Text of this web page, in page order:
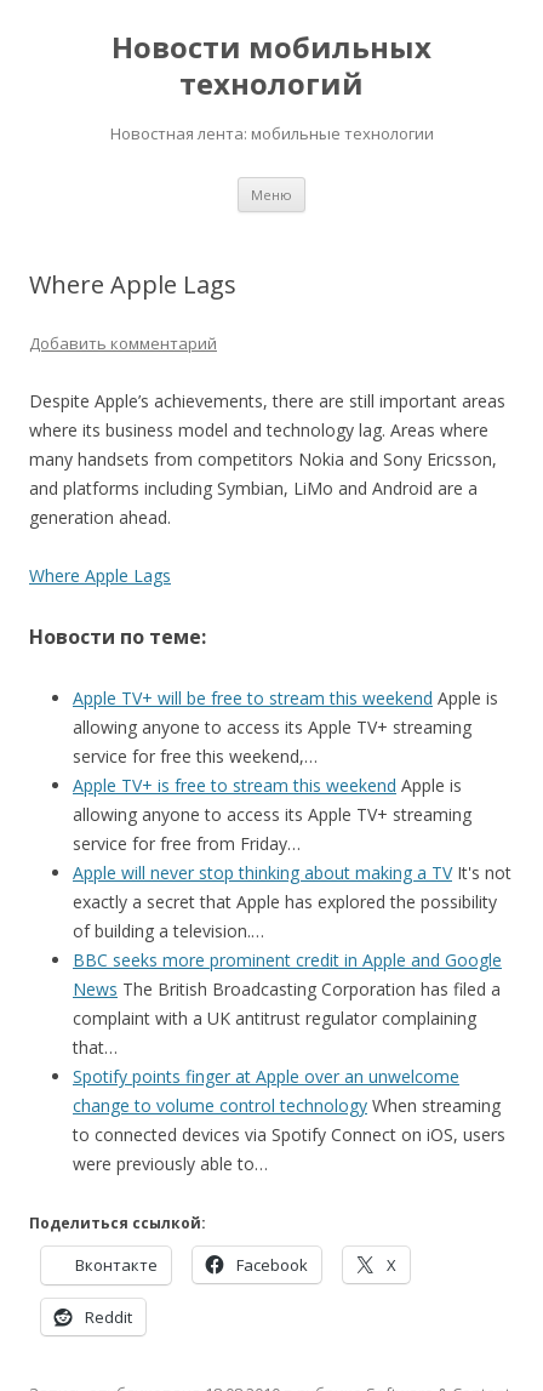
Новости мобильных
технологий
Новостная лента: мобильные технологии
Меню
Where Apple Lags
Добавить комментарий
Despite Apple’s achievements, there are still important areas
where its business model and technology lag. Areas where
many handsets from competitors Nokia and Sony Ericsson,
and platforms including Symbian, LiMo and Android are a
generation ahead.
Where Apple Lags
Новости по теме:
Apple TV+ will be free to stream this weekend Apple is
allowing anyone to access its Apple TV+ streaming
service for free this weekend,…
Apple TV+ is free to stream this weekend Apple is
allowing anyone to access its Apple TV+ streaming
service for free from Friday…
Apple will never stop thinking about making a TVIt's not
exactly a secret that Apple has explored the possibility
of building a television.…
BBC seeks more prominent credit in Apple and Google
News The British Broadcasting Corporation has filed a
complaint with a UK antitrust regulator complaining
that…
Spotify points finger at Apple over an unwelcome
change to volume control technology When streaming
to connected devices via Spotify Connect on iOS, users
were previously able to…
Поделиться ссылкой:
Вконтакте Facebook X
Reddit